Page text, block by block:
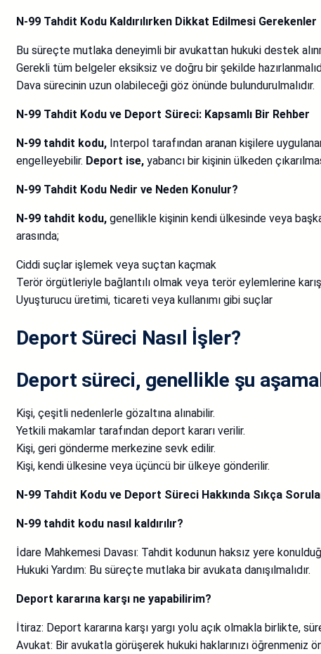
N-99 Tahdit Kodu Kaldırılırken Dikkat Edilmesi Gerekenler
Bu süreçte mutlaka deneyimli bir avukattan hukuki destek
Gerekli tüm belgeler eksiksiz ve doğru bir şekilde
Dava sürecinin uzun olabileceği göz önünde bulundurulmalıdır.
N-99 Tahdit Kodu ve Deport Süreci: Kapsamlı Bir Rehber
N-99 tahdit kodu, Interpol tarafından aranan kişilere
engelleyebilir. Deport ise, yabancı bir kişinin ülkeden
N-99 Tahdit Kodu Nedir ve Neden Konulur?
N-99 tahdit kodu, genellikle kişinin kendi ülkesinde veya
arasında;
Ciddi suçlar işlemek veya suçtan kaçmak
Terör örgütleriyle bağlantılı olmak veya terör eylemlerine
Uyuşturucu üretimi, ticareti veya kullanımı gibi suçlar
Deport Süreci Nasıl İşler?
Deport süreci, genellikle şu
Kişi, çeşitli nedenlerle gözaltına alınabilir.
Yetkili makamlar tarafından deport kararı verilir.
Kişi, geri gönderme merkezine sevk edilir.
Kişi, kendi ülkesine veya üçüncü bir ülkeye gönderilir.
N-99 Tahdit Kodu ve Deport Süreci Hakkında Sıkça
N-99 tahdit kodu nasıl kaldırılır?
İdare Mahkemesi Davası: Tahdit kodunun haksız yere
Hukuki Yardım: Bu süreçte mutlaka bir avukata danışılmalıdır.
Deport kararına karşı ne yapabilirim?
İtiraz: Deport kararına karşı yargı yolu açık olmakla birlikte,
Avukat: Bir avukatla görüşerek hukuki haklarınızı öğrenmeniz